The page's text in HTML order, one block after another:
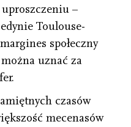
–
Toulouse-
społeczny
uznać za
czasów
mecenasów